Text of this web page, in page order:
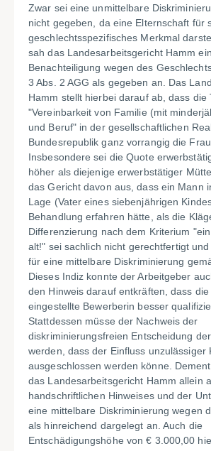
Zwar sei eine unmittelbare
nicht gegeben, da eine Elternschaft für
geschlechtsspezifisches Merkmal
sah das Landesarbeitsgericht Hamm
Benachteiligung wegen des
3 Abs. 2 AGG als gegeben an. Das
Hamm stellt hierbei darauf ab, dass die
"Vereinbarkeit von Familie (mit
und Beruf" in der gesellschaftlichen
Bundesrepublik ganz vorrangig die
Insbesondere sei die Quote
höher als diejenige erwerbstätiger
das Gericht davon aus, dass ein Mann
Lage (Vater eines siebenjährigen
Behandlung erfahren hätte, als die
Differenzierung nach dem Kriterium
alt!" sei sachlich nicht gerechtfertigt
für eine mittelbare Diskriminierung
Dieses Indiz konnte der Arbeitgeber
den Hinweis darauf entkräften, dass die
eingestellte Bewerberin besser
Stattdessen müsse der Nachweis der
diskriminierungsfreien Entscheidung
werden, dass der Einfluss unzulässiger
ausgeschlossen werden könne.
das Landesarbeitsgericht Hamm allein
handschriftlichen Hinweises und der
eine mittelbare Diskriminierung wegen
als hinreichend dargelegt an. Auch die
Entschädigungshöhe von € 3.000,00